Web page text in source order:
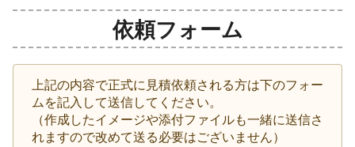
依頼フォーム
上記の内容で正式に見積依頼される方は下のフォー
ムを記入して送信してください。
（作成したイメージや添付ファイルも一緒に送信さ
れますので改めて送る必要はございません）